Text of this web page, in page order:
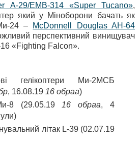
A-29/EMB-314 «Super Tucano»,
який у Міноборони бачать як
24 – McDonnell Douglas AH-64
перспективний винищувач
«Fighting Falcon».
гелікоптери Ми-2МСБ
, 16.08.19 16 обраа)
8 (29.05.19 16 обраа, 4
літак L-39 (02.07.19